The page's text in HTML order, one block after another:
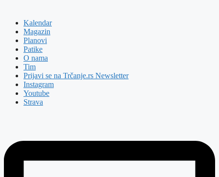
Kalendar
Magazin
Planovi
Patike
O nama
Tim
Prijavi se na Trčanje.rs Newsletter
Instagram
Youtube
Strava